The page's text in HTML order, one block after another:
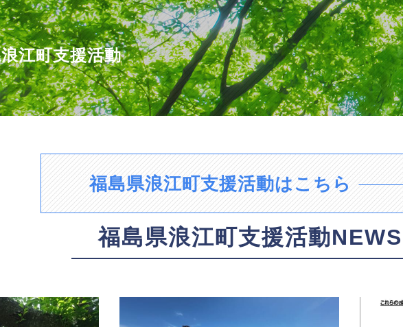
江町支援活動
福島県浪江町支援活動はこちら
福島県浪江町支援活動NEWS